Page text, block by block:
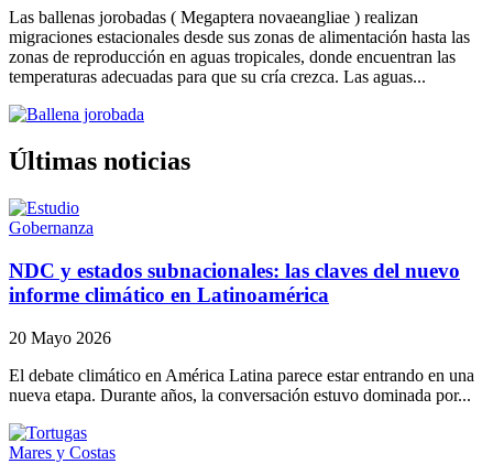
Las ballenas jorobadas ( Megaptera novaeangliae ) realizan
migraciones estacionales desde sus zonas de alimentación hasta las
zonas de reproducción en aguas tropicales, donde encuentran las
temperaturas adecuadas para que su cría crezca. Las aguas...
Últimas noticias
Gobernanza
NDC y estados subnacionales: las claves del nuevo
informe climático en Latinoamérica
20 Mayo 2026
El debate climático en América Latina parece estar entrando en una
nueva etapa. Durante años, la conversación estuvo dominada por...
Mares y Costas